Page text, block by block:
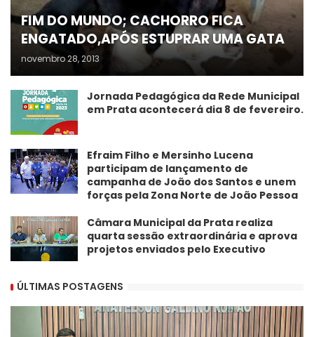
FIM DO MUNDO; CACHORRO FICA
ENGATADO,APÓS ESTUPRAR UMA GATA
novembro 28, 2013
Jornada Pedagógica da Rede Municipal
em Prata acontecerá dia 8 de fevereiro.
Efraim Filho e Mersinho Lucena
participam de lançamento de
campanha de João dos Santos e unem
forças pela Zona Norte de João Pessoa
Câmara Municipal da Prata realiza
quarta sessão extraordinária e aprova
projetos enviados pelo Executivo
ÚLTIMAS POSTAGENS